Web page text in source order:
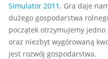
Simulator 2011 . Gra daje
dużego gospodarstwa
początek otrzymujemy
oraz niezbyt wygórowaną
jest rozwój gospodarstwa.